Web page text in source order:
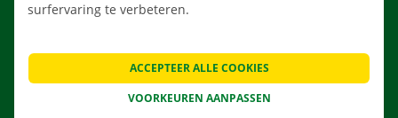
VEELGESTELDE VRAGEN
NIEUWS
surfervaring te verbeteren.
VOORKEUREN AANPASSEN
ACCEPTEER ALLE COOKIES